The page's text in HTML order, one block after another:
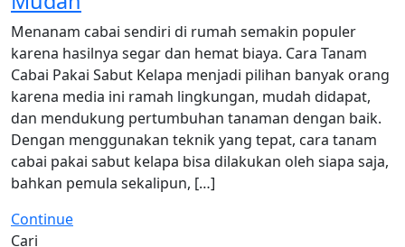
Menanam cabai sendiri di rumah semakin populer
karena hasilnya segar dan hemat biaya. Cara Tanam
Cabai Pakai Sabut Kelapa menjadi pilihan banyak orang
karena media ini ramah lingkungan, mudah didapat,
dan mendukung pertumbuhan tanaman dengan baik.
Dengan menggunakan teknik yang tepat, cara tanam
cabai pakai sabut kelapa bisa dilakukan oleh siapa saja,
bahkan pemula sekalipun, […]
Continue
Cari